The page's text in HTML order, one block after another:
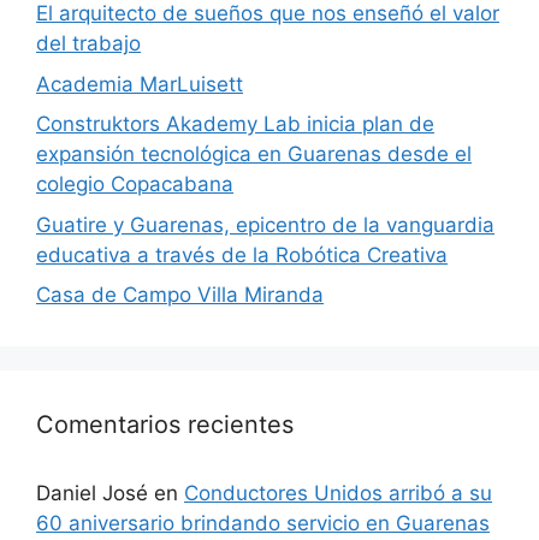
El arquitecto de sueños que nos enseñó el valor
del trabajo
Academia MarLuisett
Construktors Akademy Lab inicia plan de
expansión tecnológica en Guarenas desde el
colegio Copacabana
Guatire y Guarenas, epicentro de la vanguardia
educativa a través de la Robótica Creativa
Casa de Campo Villa Miranda
Comentarios recientes
Daniel José en Conductores Unidos arribó a su
60 aniversario brindando servicio en Guarenas